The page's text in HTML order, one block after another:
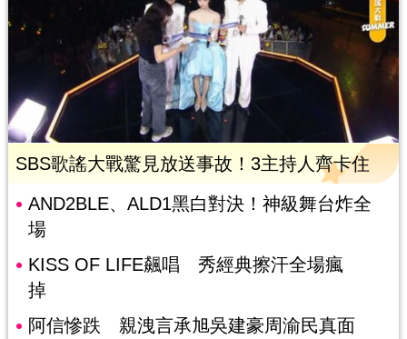
SBS歌謠大戰驚見放送事故！3主持人齊卡住
AND2BLE、ALD1黑白對決！神級舞台炸全
場
KISS OF LIFE飆唱 秀經典擦汗全場瘋
掉
阿信慘跌 親洩言承旭吳建豪周渝民真面